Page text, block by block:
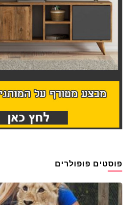
פוסטים פופולרים